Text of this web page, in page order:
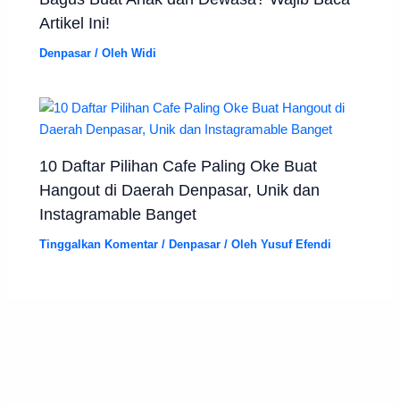
Artikel Ini!
Denpasar / OlehWidi
10 Daftar Pilihan Cafe Paling Oke Buat
Hangout di Daerah Denpasar, Unik dan
Instagramable Banget
Tinggalkan Komentar / Denpasar / OlehYusuf Efendi